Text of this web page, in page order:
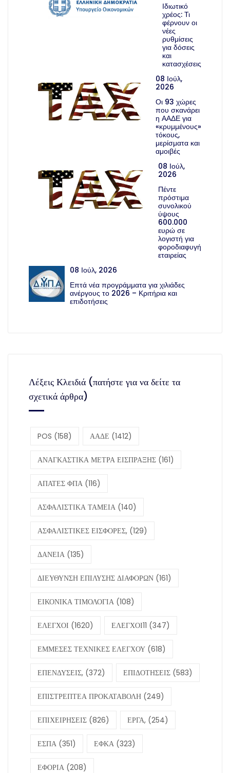
Ιδιωτικό
χρέος: Τι
φέρνουν οι
νέες
ρυθμίσεις
για δόσεις
και
κατασχέσεις
08 Ιούλ,
2026
Οι 93 χώρες
που σκανάρει
η ΑΑΔΕ για
«κρυμμένους»
τόκους,
μερίσματα και
αμοιβές
08 Ιούλ,
2026
Πέντε
πρόστιμα
συνολικού
ύψους
600.000
ευρώ σε
λογιστή για
φοροδιαφυγή
εταιρείας
08 Ιούλ, 2026
Επτά νέα προγράμματα για χιλιάδες
ανέργους το 2026 – Κριτήρια και
επιδοτήσεις
Λέξεις Κλειδιά (πατήστε για να δείτε τα
σχετικά άρθρα)
POS (158) ΑΑΔΕ (1412)
ΑΝΑΓΚΑΣΤΙΚΑ ΜΕΤΡΑ ΕΙΣΠΡΑΞΗΣ (161)
ΑΠΑΤΕΣ ΦΠΑ (116)
ΑΣΦΑΛΙΣΤΙΚΑ ΤΑΜΕΙΑ (140)
ΑΣΦΑΛΙΣΤΙΚΕΣ ΕΙΣΦΟΡΕΣ, (129)
ΔΑΝΕΙΑ (135)
ΔΙΕΥΘΥΝΣΗ ΕΠΙΛΥΣΗΣ ΔΙΑΦΟΡΩΝ (161)
ΕΙΚΟΝΙΚΑ ΤΙΜΟΛΟΓΙΑ (108)
ΕΛΕΓΧΟΙ (1620) ΕΛΕΓΧΟΙ11 (347)
ΕΜΜΕΣΕΣ ΤΕΧΝΙΚΕΣ ΕΛΕΓΧΟΥ (618)
ΕΠΕΝΔΥΣΕΙΣ, (372) ΕΠΙΔΟΤΗΣΕΙΣ (583)
ΕΠΙΣΤΡΕΠΤΕΑ ΠΡΟΚΑΤΑΒΟΛΗ (249)
ΕΠΙΧΕΙΡΗΣΕΙΣ (826) ΕΡΓΑ, (254)
ΕΣΠΑ (351) ΕΦΚΑ (323)
ΕΦΟΡΙΑ (208)